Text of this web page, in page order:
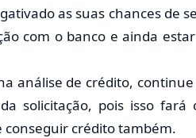
as suas chances de
com o banco e ainda
análise de crédito,
solicitação, pois isso
conseguir crédito também.